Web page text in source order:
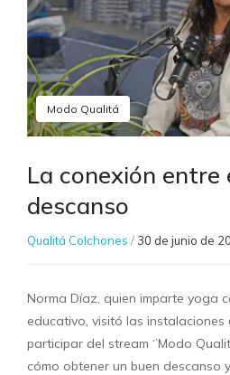
Modo Qualitá
La conexión entre
descanso
Qualitá Colchones / 30 de junio de
Norma Díaz, quien imparte yoga
educativo, visitó las
participar del stream ‘’Modo
cómo obtener un buen descanso